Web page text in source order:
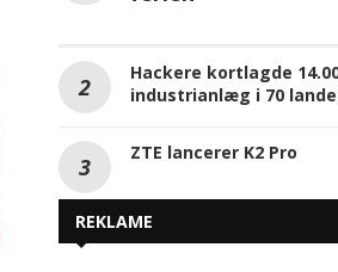
REKLAME